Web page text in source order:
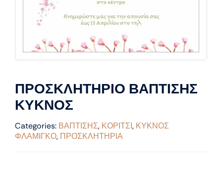
ΠΡΟΣΚΛΗΤΗΡΙΟ ΒΑΠΤΙΣΗΣ
ΚΥΚΝΟΣ
Categories: ΒΑΠΤΙΣΗΣ, ΚΟΡΙΤΣΙ, ΚΥΚΝΟΣ
ΦΛΑΜΙΓΚΟ, ΠΡΟΣΚΛΗΤΗΡΙΑ